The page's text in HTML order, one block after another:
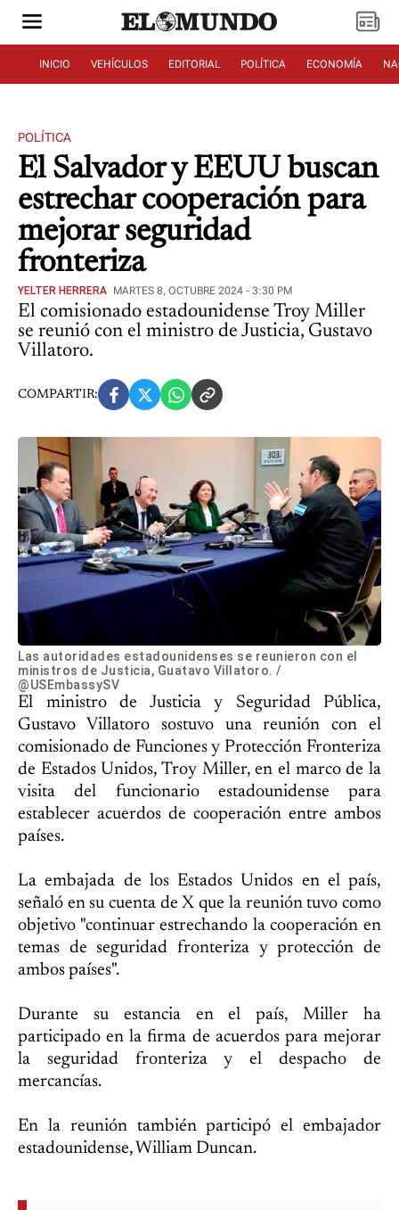
INICIO VEHÍCULOS EDITORIAL POLÍTICA ECONOMÍA
POLÍTICA
El Salvador y EEUU buscan
estrechar cooperación para
mejorar seguridad
fronteriza
YELTER HERRERA MARTES 8, OCTUBRE 2024 - 3:30 PM
El comisionado estadounidense Troy Miller
se reunió con el ministro de Justicia, Gustavo
Villatoro.
COMPARTIR:
Las autoridades estadounidenses se reunieron con el
ministros de Justicia, Guatavo Villatoro. /
@USEmbassySV
El ministro de Justicia y Seguridad Pública,
Gustavo Villatoro sostuvo una reunión con el
comisionado de Funciones y Protección Fronteriza
de Estados Unidos, Troy Miller, en el marco de la
visita del funcionario estadounidense para
establecer acuerdos de cooperación entre ambos
países.
La embajada de los Estados Unidos en el país,
señaló en su cuenta de X que la reunión tuvo como
objetivo "continuar estrechando la cooperación en
temas de seguridad fronteriza y protección de
ambos países".
Durante su estancia en el país, Miller ha
participado en la firma de acuerdos para mejorar
la seguridad fronteriza y el despacho de
mercancías.
En la reunión también participó el embajador
estadounidense, William Duncan.